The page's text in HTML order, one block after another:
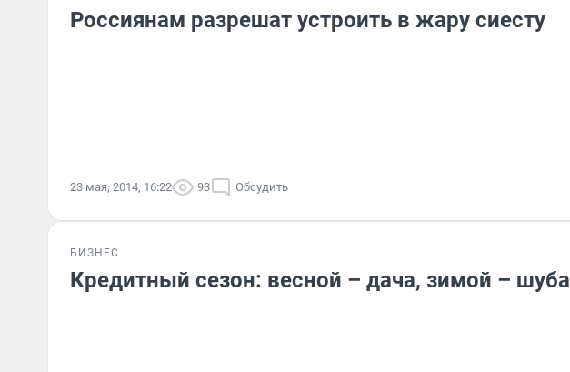
Россиянам разрешат устроить в жару сиесту
23 мая, 2014, 16:22 93 Обсудить
БИЗНЕС
Кредитный сезон: весной – дача, зимой – шуба